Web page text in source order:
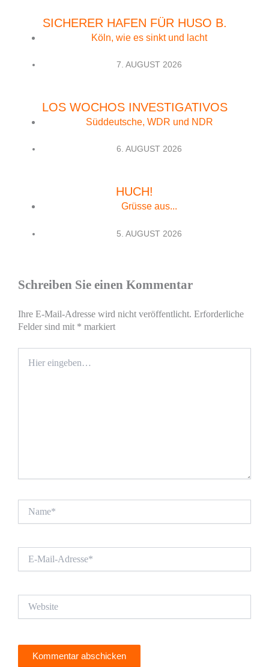
SICHERER HAFEN FÜR HUSO B.
Köln, wie es sinkt und lacht
7. AUGUST 2026
LOS WOCHOS INVESTIGATIVOS
Süddeutsche, WDR und NDR
6. AUGUST 2026
HUCH!
Grüsse aus...
5. AUGUST 2026
Schreiben Sie einen Kommentar
Ihre E-Mail-Adresse wird nicht veröffentlicht. Erforderliche
Felder sind mit * markiert
eingeben…
Mail-